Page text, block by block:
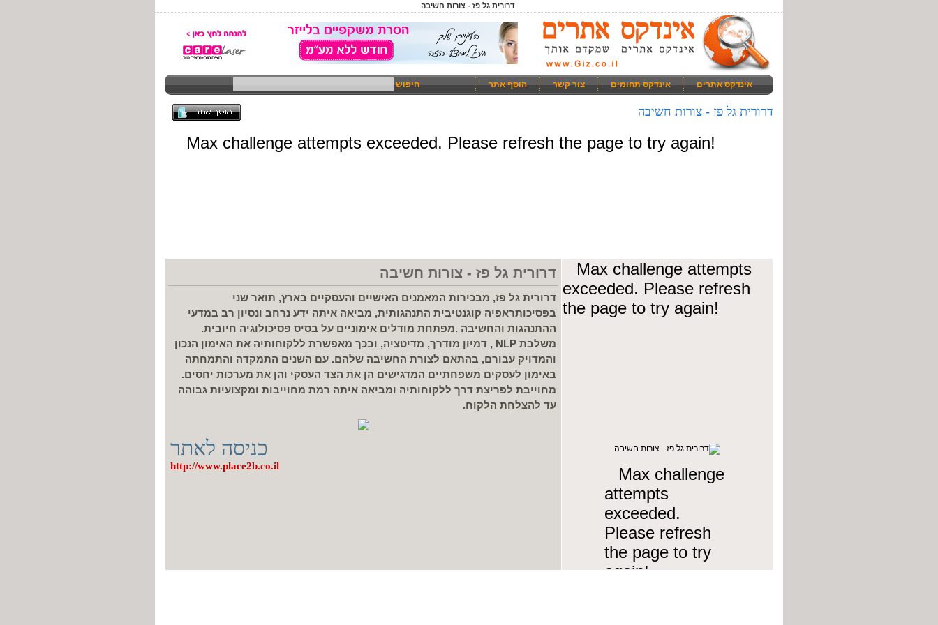
דרורית גל פז - צורות חשיבה
אינדקס אתרים אינדקס תחומים צור קשר הוסף אתר חיפוש
דרורית גל פז - צורות חשיבה
דרורית גל פז - צורות חשיבה
דרורית גל פז, מבכירות המאמנים האישיים והעסקיים בארץ, תואר שני
בפסיכותראפיה קוגנטיבית התנהגותית, מביאה איתה ידע נרחב ונסיון רב במדעי
ההתנהגות והחשיבה .מפתחת מודלים אימוניים על בסיס פסיכולוגיה חיובית.
משלבת NLP , דמיון מודרך, מדיטציה, ובכך מאפשרת ללקוחותיה את האימון הנכון
והמדויק עבורם, בהתאם לצורת החשיבה שלהם. עם השנים התמקדה והתמחתה
באימון לעסקים משפחתיים המדגישים הן את הצד העסקי והן את מערכות יחסים.
מחוייבת לפריצת דרך ללקוחותיה ומביאה איתה רמת מחוייבות ומקצועיות גבוהה
עד להצלחת הלקוח.
כניסה לאתר
http://www.place2b.co.il